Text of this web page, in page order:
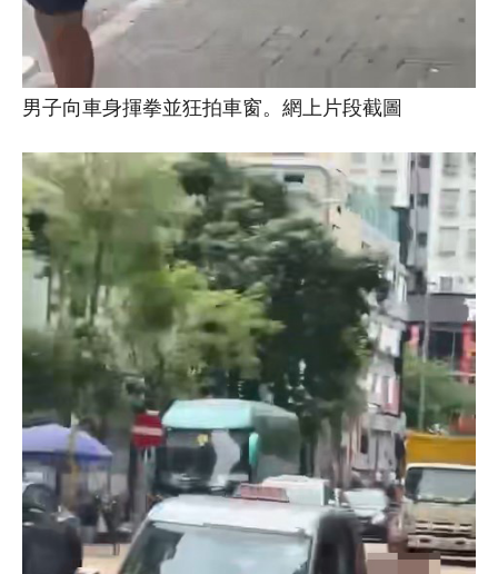
男子向車身揮拳並狂拍車窗。網上片段截圖